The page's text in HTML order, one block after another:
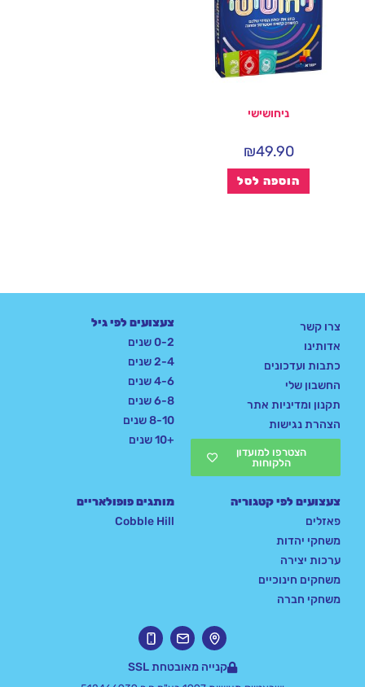
ניחושישי
₪49.90
הוספה לסל
צרו קשר
אדותינו
כתבות ועדכונים
החשבון שלי
תקנון ומדיניות אתר
הצהרת נגישות
הצטרפו למועדון
הלקוחות
צעצועים לפי גיל
0-2 שנים
2-4 שנים
4-6 שנים
6-8 שנים
8-10 שנים
+10 שנים
צעצועים לפי קטגוריה
פאזלים
משחקי יהדות
ערכות יצירה
משחקים חינוכיים
משחקי חברה
מותגים פופולאריים
Cobble Hill
קנייה מאובטחת SSL